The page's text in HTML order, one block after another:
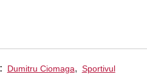
Dumitru Ciomaga, Sportivul